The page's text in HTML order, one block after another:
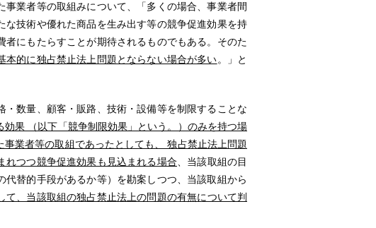
業者等の取組みについて、「多くの場合、事業者間
技術や優れた商品を生み出す等の競争促進効果を持
にもたらすことが期待されるものでもある。そのた
本的に独占禁止法上問題とならない場合が多い。」と
数量、顧客・販路、技術・設備等を制限することな
果 （以下「競争制限効果」という。）のみを持つ場
業者等の取組であったとしても、 独占禁止法上問題
れつつ競争促進効果も見込まれる場合 、当該取組の目
替的手段があるか等）を勘案しつつ、当該取組から
て、当該取組の独占禁止法上の問題の有無について判